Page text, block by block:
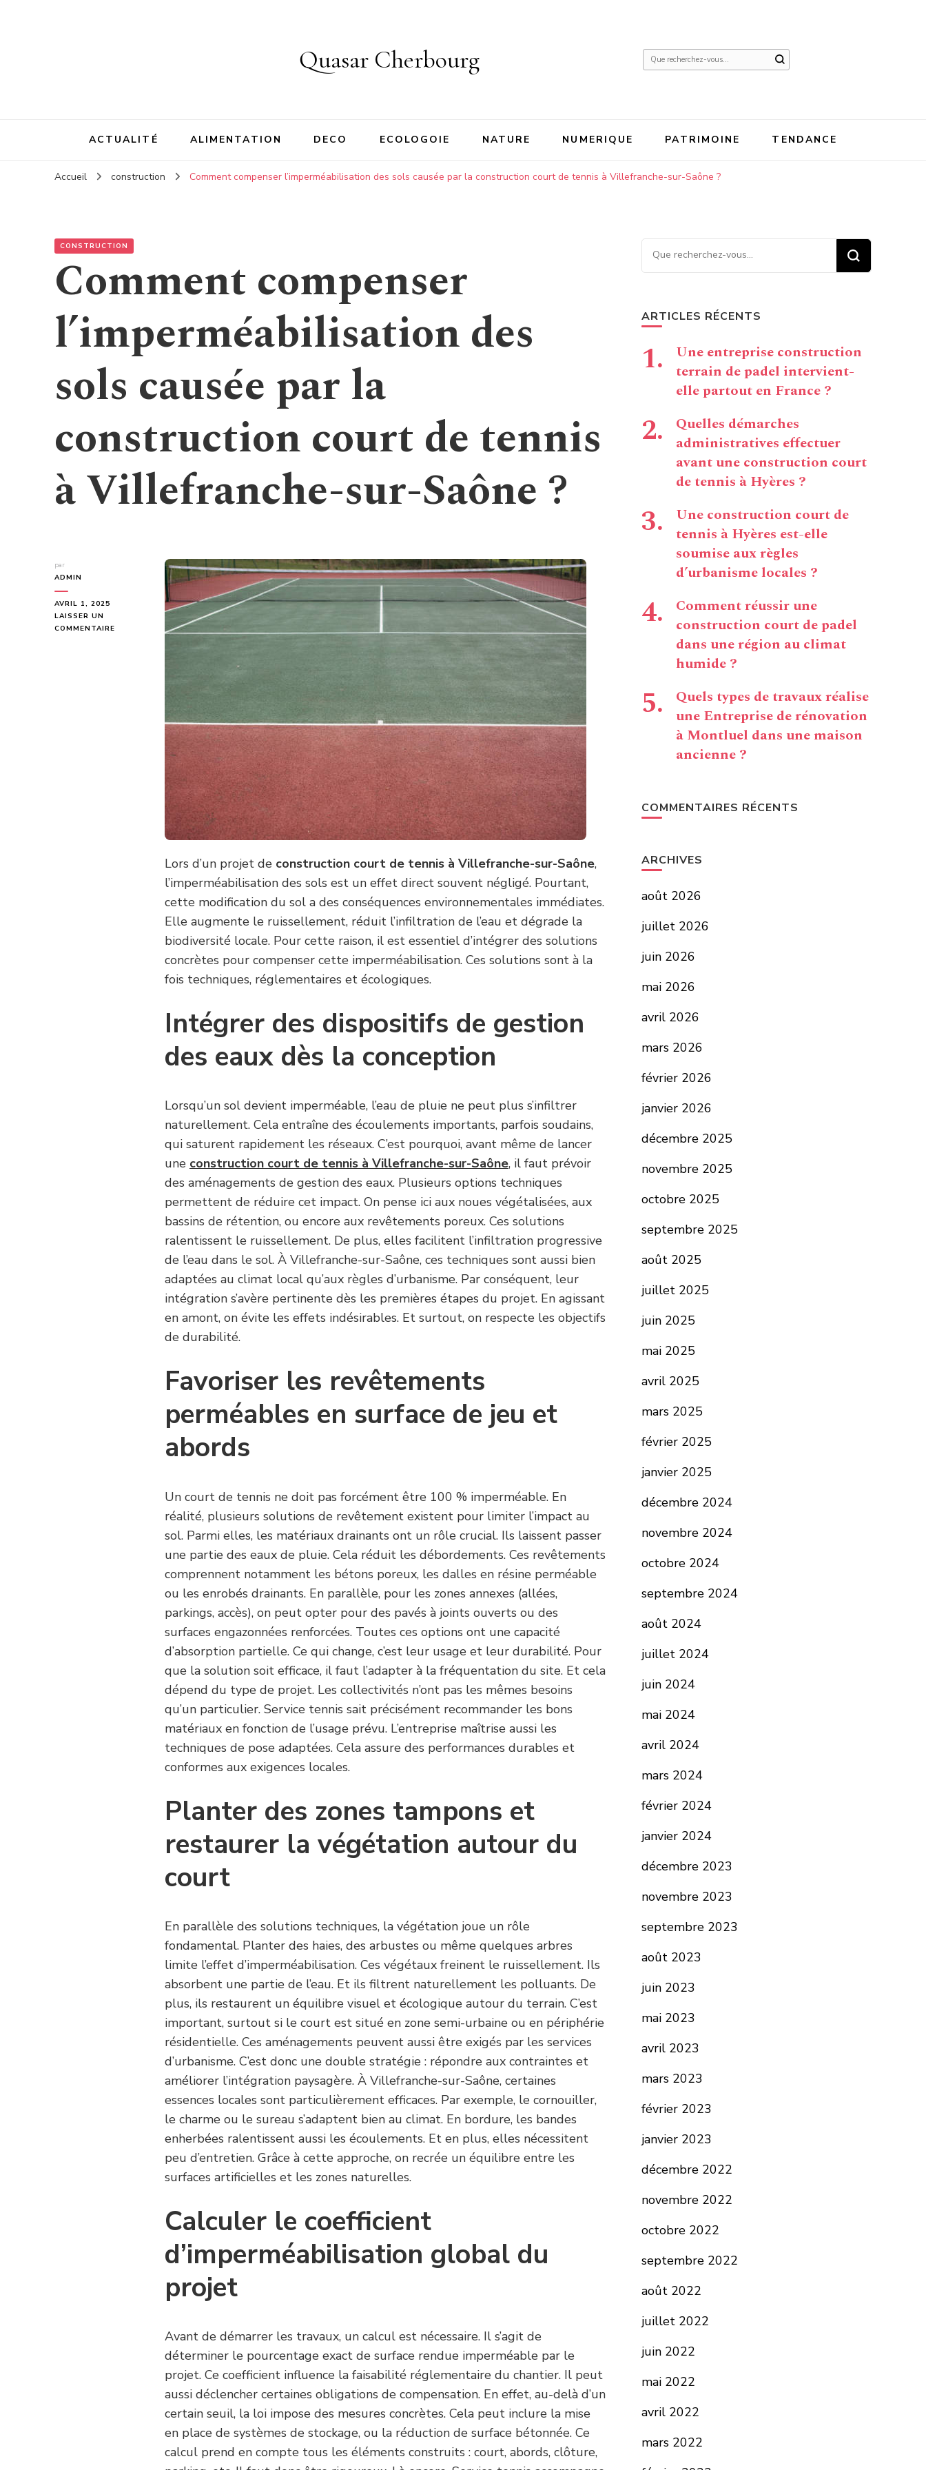
Quasar Cherbourg
Vous
ACTUALITÉ ALIMENTATION DECO ECOLOGOIE NATURE NUMERIQUE PATRIMOINE TENDANCE
Accueil construction Comment compenser l’imperméabilisation des sols causée par la construction court de tennis à Villefranche-sur-Saône ?
CONSTRUCTION
Comment compenser
l’imperméabilisation des
sols causée par la
construction court de tennis
à Villefranche-sur-Saône ?
par
ADMIN
AVRIL 1, 2025
LAISSER UN
COMMENTAIRE
Lors d’un projet de construction court de tennis à Villefranche-sur-Saône,
l’imperméabilisation des sols est un effet direct souvent négligé. Pourtant,
cette modification du sol a des conséquences environnementales immédiates.
Elle augmente le ruissellement, réduit l’infiltration de l’eau et dégrade la
biodiversité locale. Pour cette raison, il est essentiel d’intégrer des solutions
concrètes pour compenser cette imperméabilisation. Ces solutions sont à la
fois techniques, réglementaires et écologiques.
Intégrer des dispositifs de gestion
des eaux dès la conception
Lorsqu’un sol devient imperméable, l’eau de pluie ne peut plus s’infiltrer
naturellement. Cela entraîne des écoulements importants, parfois soudains,
qui saturent rapidement les réseaux. C’est pourquoi, avant même de lancer
une construction court de tennis à Villefranche-sur-Saône, il faut prévoir
des aménagements de gestion des eaux. Plusieurs options techniques
permettent de réduire cet impact. On pense ici aux noues végétalisées, aux
bassins de rétention, ou encore aux revêtements poreux. Ces solutions
ralentissent le ruissellement. De plus, elles facilitent l’infiltration progressive
de l’eau dans le sol. À Villefranche-sur-Saône, ces techniques sont aussi bien
adaptées au climat local qu’aux règles d’urbanisme. Par conséquent, leur
intégration s’avère pertinente dès les premières étapes du projet. En agissant
en amont, on évite les effets indésirables. Et surtout, on respecte les objectifs
de durabilité.
Favoriser les revêtements
perméables en surface de jeu et
abords
Un court de tennis ne doit pas forcément être 100 % imperméable. En
réalité, plusieurs solutions de revêtement existent pour limiter l’impact au
sol. Parmi elles, les matériaux drainants ont un rôle crucial. Ils laissent passer
une partie des eaux de pluie. Cela réduit les débordements. Ces revêtements
comprennent notamment les bétons poreux, les dalles en résine perméable
ou les enrobés drainants. En parallèle, pour les zones annexes (allées,
parkings, accès), on peut opter pour des pavés à joints ouverts ou des
surfaces engazonnées renforcées. Toutes ces options ont une capacité
d’absorption partielle. Ce qui change, c’est leur usage et leur durabilité. Pour
que la solution soit efficace, il faut l’adapter à la fréquentation du site. Et cela
dépend du type de projet. Les collectivités n’ont pas les mêmes besoins
qu’un particulier. Service tennis sait précisément recommander les bons
matériaux en fonction de l’usage prévu. L’entreprise maîtrise aussi les
techniques de pose adaptées. Cela assure des performances durables et
conformes aux exigences locales.
Planter des zones tampons et
restaurer la végétation autour du
court
En parallèle des solutions techniques, la végétation joue un rôle
fondamental. Planter des haies, des arbustes ou même quelques arbres
limite l’effet d’imperméabilisation. Ces végétaux freinent le ruissellement. Ils
absorbent une partie de l’eau. Et ils filtrent naturellement les polluants. De
plus, ils restaurent un équilibre visuel et écologique autour du terrain. C’est
important, surtout si le court est situé en zone semi-urbaine ou en périphérie
résidentielle. Ces aménagements peuvent aussi être exigés par les services
d’urbanisme. C’est donc une double stratégie : répondre aux contraintes et
améliorer l’intégration paysagère. À Villefranche-sur-Saône, certaines
essences locales sont particulièrement efficaces. Par exemple, le cornouiller,
le charme ou le sureau s’adaptent bien au climat. En bordure, les bandes
enherbées ralentissent aussi les écoulements. Et en plus, elles nécessitent
peu d’entretien. Grâce à cette approche, on recrée un équilibre entre les
surfaces artificielles et les zones naturelles.
Calculer le coefficient
d’imperméabilisation global du
projet
Avant de démarrer les travaux, un calcul est nécessaire. Il s’agit de
déterminer le pourcentage exact de surface rendue imperméable par le
projet. Ce coefficient influence la faisabilité réglementaire du chantier. Il peut
aussi déclencher certaines obligations de compensation. En effet, au-delà d’un
certain seuil, la loi impose des mesures concrètes. Cela peut inclure la mise
en place de systèmes de stockage, ou la réduction de surface bétonnée. Ce
calcul prend en compte tous les éléments construits : court, abords, clôture,
Vous recherchiez quelque
chose ?
ARTICLES RÉCENTS
Une entreprise construction
terrain de padel intervient-
elle partout en France ?
Quelles démarches
administratives effectuer
avant une construction court
de tennis à Hyères ?
Une construction court de
tennis à Hyères est-elle
soumise aux règles
d’urbanisme locales ?
Comment réussir une
construction court de padel
dans une région au climat
humide ?
Quels types de travaux réalise
une Entreprise de rénovation
à Montluel dans une maison
ancienne ?
COMMENTAIRES RÉCENTS
ARCHIVES
août 2026
juillet 2026
juin 2026
mai 2026
avril 2026
mars 2026
février 2026
janvier 2026
décembre 2025
novembre 2025
octobre 2025
septembre 2025
août 2025
juillet 2025
juin 2025
mai 2025
avril 2025
mars 2025
février 2025
janvier 2025
décembre 2024
novembre 2024
octobre 2024
septembre 2024
août 2024
juillet 2024
juin 2024
mai 2024
avril 2024
mars 2024
février 2024
janvier 2024
décembre 2023
novembre 2023
septembre 2023
août 2023
juin 2023
mai 2023
avril 2023
mars 2023
février 2023
janvier 2023
décembre 2022
novembre 2022
octobre 2022
septembre 2022
août 2022
juillet 2022
juin 2022
mai 2022
avril 2022
mars 2022